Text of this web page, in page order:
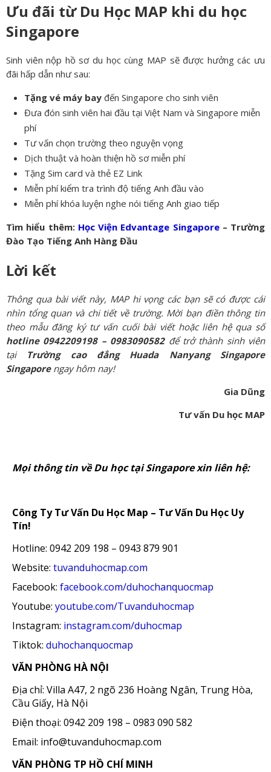
Ưu đãi từ Du Học MAP khi du học
Singapore
Sinh viên nộp hồ sơ du học cùng MAP sẽ được hưởng các ưu
đãi hấp dẫn như sau:
Tặng vé máy bay đến Singapore cho sinh viên
Đưa đón sinh viên hai đầu tại Việt Nam và Singapore miễn
phí
Tư vấn chọn trường theo nguyện vọng
Dịch thuật và hoàn thiện hồ sơ miễn phí
Tặng Sim card và thẻ EZ Link
Miễn phí kiểm tra trình độ tiếng Anh đầu vào
Miễn phí khóa luyện nghe nói tiếng Anh giao tiếp
Tìm hiểu thêm: Học Viện Edvantage Singapore– Trường
Đào Tạo Tiếng Anh Hàng Đầu
Lời kết
Thông qua bài viết này, MAP hi vọng các bạn sẽ có được cái
nhìn tổng quan và chi tiết về trường. Mời bạn điền thông tin
theo mẫu đăng ký tư vấn cuối bài viết hoặc liên hệ qua số
hotline 0942209198 – 0983090582để trở thành sinh viên
tại Trường cao đẳng Huada Nanyang Singapore
Singaporengay hôm nay!
Gia Dũng
Tư vấn Du học MAP
Mọi thông tin về Du học tại Singapore xin liên hệ:
Công Ty Tư Vấn Du Học Map – Tư Vấn Du Học Uy
Tín!
Hotline: 0942 209 198 – 0943 879 901
Website: tuvanduhocmap.com
Facebook: facebook.com/duhochanquocmap
Youtube: youtube.com/Tuvanduhocmap
Instagram: instagram.com/duhocmap
Tiktok: duhochanquocmap
VĂN PHÒNG HÀ NỘI
Địa chỉ: Villa A47, 2 ngõ 236 Hoàng Ngân, Trung Hòa,
Cầu Giấy, Hà Nội
Điện thoại: 0942 209 198 – 0983 090 582
Email: info@tuvanduhocmap.com
VĂN PHÒNG TP HỒ CHÍ MINH